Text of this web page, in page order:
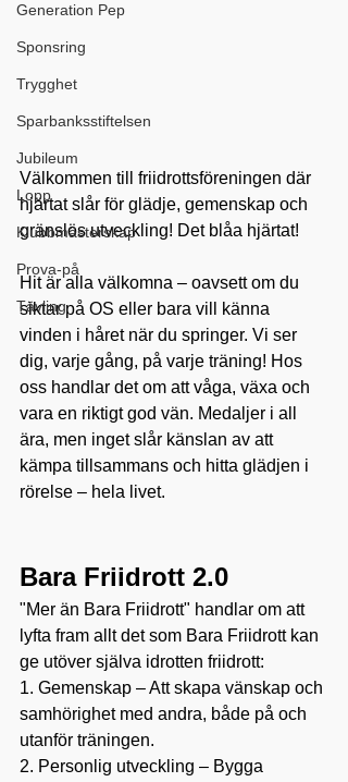
Generation Pep
Sponsring
Trygghet
Sparbanksstiftelsen
Jubileum
Lopp
Klubbmästerskap
Prova-på
Tävling
Välkommen till friidrottsföreningen där
hjärtat slår för glädje, gemenskap och
gränslös utveckling! Det blåa hjärtat!
Hit är alla välkomna – oavsett om du
siktar på OS eller bara vill känna
vinden i håret när du springer. Vi ser
dig, varje gång, på varje träning! Hos
oss handlar det om att våga, växa och
vara en riktigt god vän. Medaljer i all
ära, men inget slår känslan av att
kämpa tillsammans och hitta glädjen i
rörelse – hela livet.
Bara Friidrott 2.0
"Mer än Bara Friidrott" handlar om att
lyfta fram allt det som Bara Friidrott kan
ge utöver själva idrotten friidrott:
1. Gemenskap – Att skapa vänskap och
samhörighet med andra, både på och
utanför träningen.
2. Personlig utveckling – Bygga